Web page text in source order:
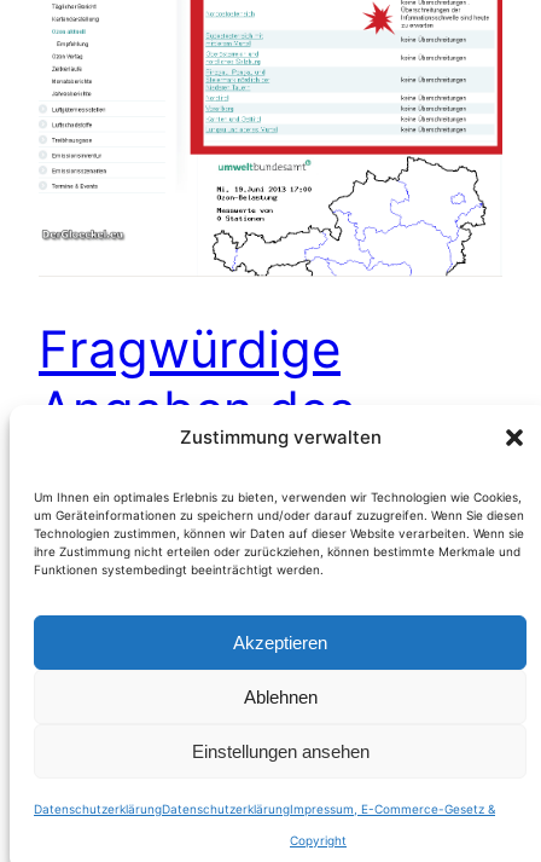
Zustimmung verwalten
Um Ihnen ein optimales Erlebnis zu bieten, verwenden wir Technologien wie Cookies,
um Geräteinformationen zu speichern und/oder darauf zuzugreifen. Wenn Sie diesen
Technologien zustimmen, können wir Daten auf dieser Website verarbeiten. Wenn sie
ihre Zustimmung nicht erteilen oder zurückziehen, können bestimmte Merkmale und
Funktionen systembedingt beeinträchtigt werden.
Akzeptieren
Ablehnen
Einstellungen ansehen
DatenschutzerklärungDatenschutzerklärungImpressum, E-Commerce-Gesetz &
Copyright
Fragwürdige
Angaben des
Umweltbundesamt
es zur aktuellen
Ozon-Belastung
Ozonbelastung auf der Website des
Umweltbundesamtes ausgewiesen, daß in Teilen
ist die zweite Stufe nach der
Informationsschwelle) überschritten